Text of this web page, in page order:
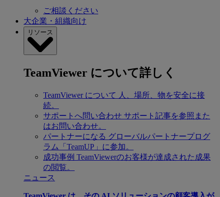
ご相談ください
大企業・組織向け
リソース
TeamViewer について詳しく
TeamViewer について 人、場所、物を安全に接
続。
サポートへ問い合わせ サポート記事を参照また
はお問い合わせ。
パートナーになる グローバルパートナープログ
ラム「TeamUP」に参加。
成功事例 TeamViewerのお客様が達成された成果
の閲覧。
ニュース